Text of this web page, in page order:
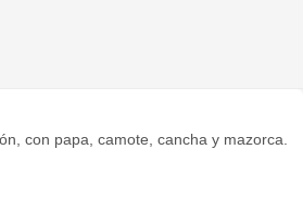
con papa, camote, cancha y mazorca.